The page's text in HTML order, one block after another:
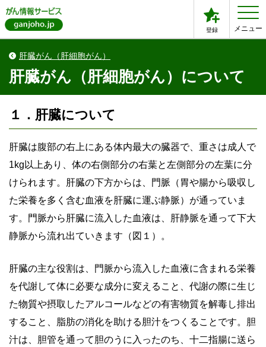
登録 メニュー
肝臓がん（肝細胞がん）
肝臓がん（肝細胞がん）について
１．肝臓について
肝臓は腹部の右上にある体内最大の臓器で、重さは成人で
1kg以上あり、体の右側部分の右葉と左側部分の左葉に分
けられます。肝臓の下方からは、門脈（胃や腸から吸収し
た栄養を多く含む血液を肝臓に運ぶ静脈）が通っていま
す。門脈から肝臓に流入した血液は、肝静脈を通って下大
静脈から流れ出ていきます（図１）。
肝臓の主な役割は、門脈から流入した血液に含まれる栄養
を代謝して体に必要な成分に変えること、代謝の際に生じ
た物質や摂取したアルコールなどの有害物質を解毒し排出
すること、脂肪の消化を助ける胆汁をつくることです。胆
汁は、胆管を通って胆のうに入ったのち、十二指腸に送ら